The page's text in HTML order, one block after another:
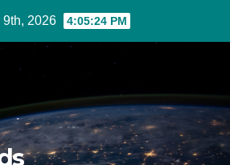
9th, 2026 4:05:25 PM